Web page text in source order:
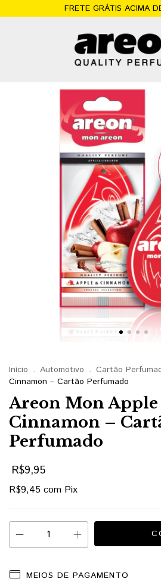
FRETE GRÁTIS ACIMA
Início . Automotivo . Cartão
Cinnamon – Cartão Perfumado
Areon Mon
Cinnamon –
Perfumado
R$9,95
R$9,45 com Pix
MEIOS DE PAGAMENTO